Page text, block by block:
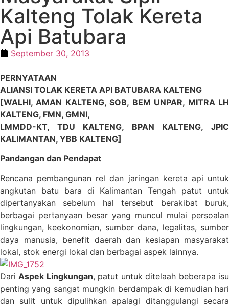
Kalteng Tolak Kereta
Api Batubara
September 30, 2013
PERNYATAAN
ALIANSI TOLAK KERETA API BATUBARA KALTENG
[WALHI, AMAN KALTENG, SOB, BEM UNPAR, MITRA LH
KALTENG, FMN, GMNI,
LMMDD-KT, TDU KALTENG, BPAN KALTENG, JPIC
KALIMANTAN, YBB KALTENG]
Pandangan dan Pendapat
Rencana pembangunan rel dan jaringan kereta api untuk
angkutan batu bara di Kalimantan Tengah patut untuk
dipertanyakan sebelum hal tersebut berakibat buruk,
berbagai pertanyaan besar yang muncul mulai persoalan
lingkungan, keekonomian, sumber dana, legalitas, sumber
daya manusia, benefit daerah dan kesiapan masyarakat
lokal, stok energi lokal dan berbagai aspek lainnya.
DariAspek Lingkungan, patut untuk ditelaah beberapa isu
penting yang sangat mungkin berdampak di kemudian hari
dan sulit untuk dipulihkan apalagi ditanggulangi secara